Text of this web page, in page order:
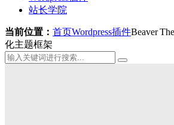
站长学院
当前位置： 首页Wordpress插件Beaver
化主题框架